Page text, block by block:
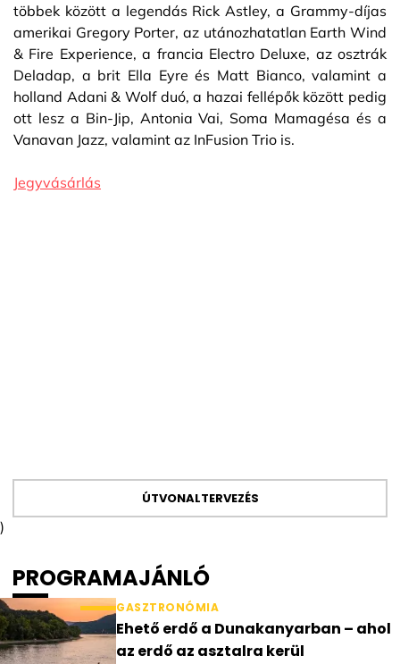
többek között a legendás Rick Astley, a Grammy-díjas
amerikai Gregory Porter, az utánozhatatlan Earth Wind
& Fire Experience, a francia Electro Deluxe, az osztrák
Deladap, a brit Ella Eyre és Matt Bianco, valamint a
holland Adani & Wolf duó, a hazai fellépők között pedig
ott lesz a Bin-Jip, Antonia Vai, Soma Mamagésa és a
Vanavan Jazz, valamint az InFusion Trio is.
Jegyvásárlás
ÚTVONALTERVEZÉS
)
PROGRAMAJÁNLÓ
GASZTRONÓMIA
Ehető erdő a Dunakanyarban – ahol
az erdő az asztalra kerül